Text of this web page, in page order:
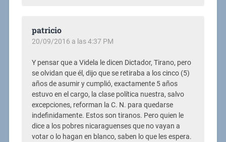
patricio
20/09/2016 a las 4:37 PM
Y pensar que a Videla le dicen Dictador, Tirano, pero
se olvidan que él, dijo que se retiraba a los cinco (5)
años de asumir y cumplió, exactamente 5 años
estuvo en el cargo, la clase política nuestra, salvo
excepciones, reforman la C. N. para quedarse
indefinidamente. Estos son tiranos. Pero quien le
dice a los pobres nicaraguenses que no vayan a
votar o lo hagan en blanco, saben lo que les espera.